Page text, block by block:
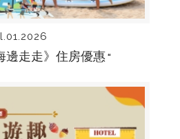
邊走走》住房優惠 “